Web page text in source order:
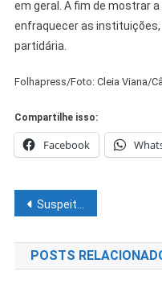
em geral. A fim de mostrar
enfraquecer as
partidária.
Folhapress/Foto: Cleia Viana/
Compartilhe isso:
Facebook
Navegação
de
Post
Suspeitas de corrupção em ‘balcão do MEC’ seguem na mira de PF, CGU e TCU
POSTS